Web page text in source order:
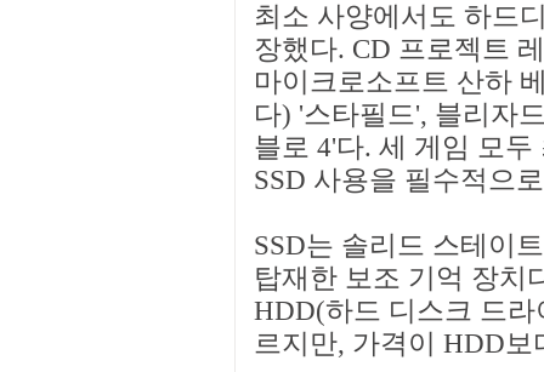
최소 사양에서도 하드
장했다. CD 프로젝트
마이크로소프트 산하
다) '스타필드', 블리자
블로 4'다. 세 게임 모
SSD 사용을 필수적으
SSD는 솔리드 스테이
탑재한 보조 기억 장치
HDD(하드 디스크 드라
르지만, 가격이 HDD